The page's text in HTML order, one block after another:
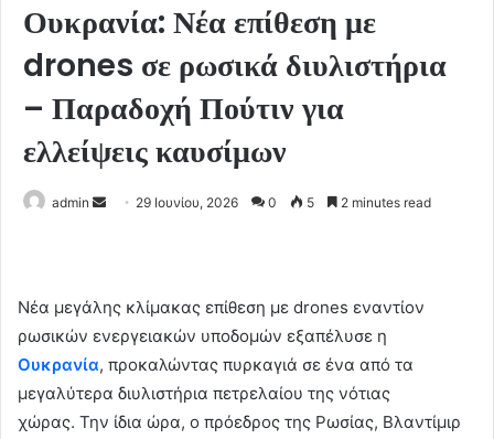
Ουκρανία: Νέα επίθεση με
drones σε ρωσικά διυλιστήρια
– Παραδοχή Πούτιν για
ελλείψεις καυσίμων
admin
a
n
e
m
a
29 Ιουνίου, 2026 0 5 2 minutes read
Νέα μεγάλης κλίμακας επίθεση με drones εναντίον
ρωσικών ενεργειακών υποδομών εξαπέλυσε η
Ουκρανία, προκαλώντας πυρκαγιά σε ένα από τα
μεγαλύτερα διυλιστήρια πετρελαίου της νότιας
χώρας. Την ίδια ώρα, ο πρόεδρος της Ρωσίας, Βλαντίμιρ